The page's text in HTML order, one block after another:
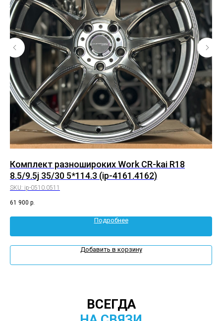
Комплект разношироких Work CR-kai R18
8.5/9.5j 35/30 5*114.3 (ip-4161.4162)
SKU: ip-0510.0511
61 900 р.
Подробнее
Добавить в корзину
ВСЕГДА